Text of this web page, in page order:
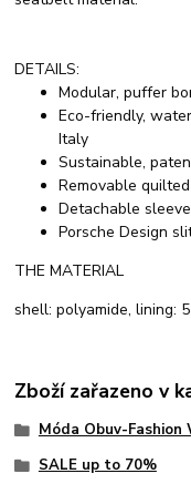
DETAILS:
Modular, puffer
Eco-friendly,
Italy
Sustainable,
Removable
Detachable
Porsche Design
THE MATERIAL
shell: polyamide, lining:
Zboží zařazeno v
Móda Obuv-Fashion
SALE up to 70%